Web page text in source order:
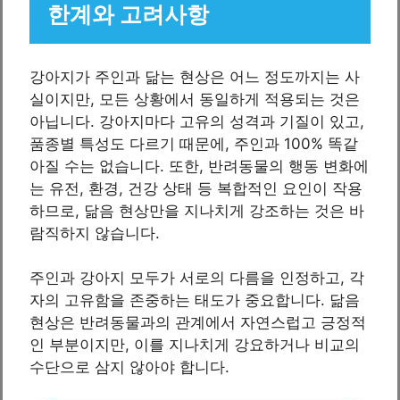
한계와 고려사항
강아지가 주인과 닮는 현상은 어느 정도까지는 사
실이지만, 모든 상황에서 동일하게 적용되는 것은
아닙니다. 강아지마다 고유의 성격과 기질이 있고,
품종별 특성도 다르기 때문에, 주인과 100% 똑같
아질 수는 없습니다. 또한, 반려동물의 행동 변화에
는 유전, 환경, 건강 상태 등 복합적인 요인이 작용
하므로, 닮음 현상만을 지나치게 강조하는 것은 바
람직하지 않습니다.
주인과 강아지 모두가 서로의 다름을 인정하고, 각
자의 고유함을 존중하는 태도가 중요합니다. 닮음
현상은 반려동물과의 관계에서 자연스럽고 긍정적
인 부분이지만, 이를 지나치게 강요하거나 비교의
수단으로 삼지 않아야 합니다.